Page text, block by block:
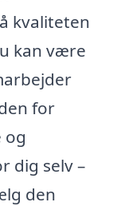
kvaliteten
kan være
for
og
dig selv –
den